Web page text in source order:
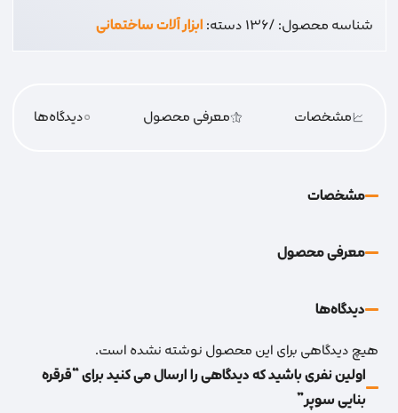
شناسه محصول:/136 دسته:ابزار آلات ساختمانی
مشخصات معرفی محصول 0دیدگاه‌‌ها
مشخصات
معرفی محصول
دیدگاه‌‌ها
هیچ دیدگاهی برای این محصول نوشته نشده است.
اولین نفری باشید که دیدگاهی را ارسال می کنید برای “قرقره
بنایی سوپر”